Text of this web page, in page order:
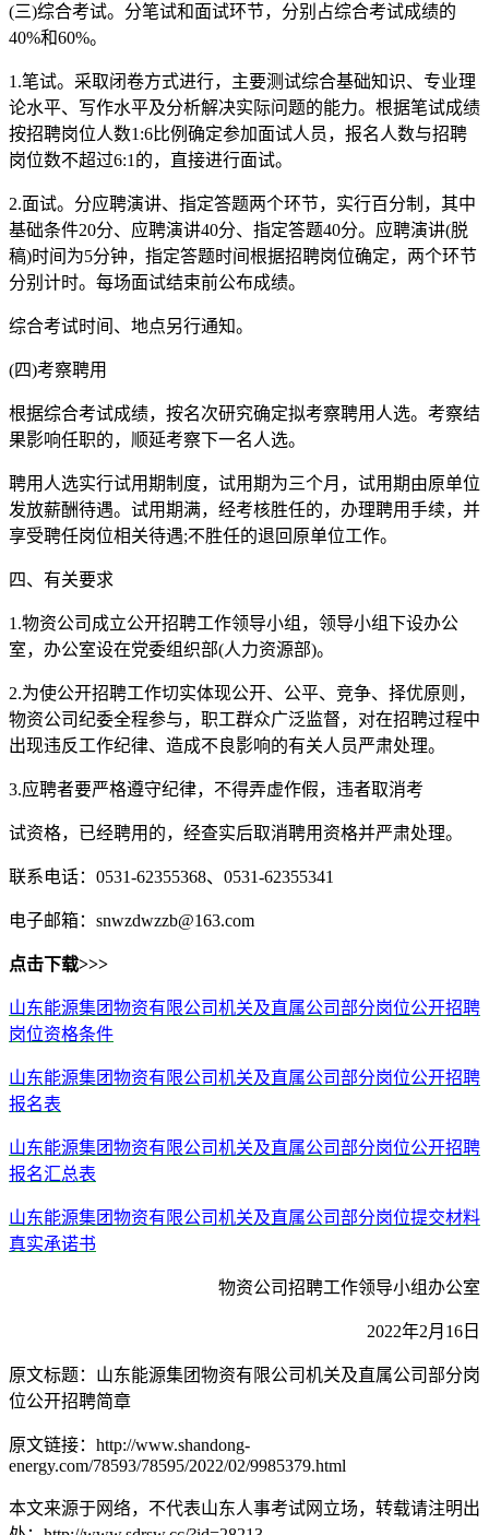
(三)综合考试。分笔试和面试环节，分别占综合考试成绩的
40%和60%。
1.笔试。采取闭卷方式进行，主要测试综合基础知识、专业理
论水平、写作水平及分析解决实际问题的能力。根据笔试成绩
按招聘岗位人数1:6比例确定参加面试人员，报名人数与招聘
岗位数不超过6:1的，直接进行面试。
2.面试。分应聘演讲、指定答题两个环节，实行百分制，其中
基础条件20分、应聘演讲40分、指定答题40分。应聘演讲(脱
稿)时间为5分钟，指定答题时间根据招聘岗位确定，两个环节
分别计时。每场面试结束前公布成绩。
综合考试时间、地点另行通知。
(四)考察聘用
根据综合考试成绩，按名次研究确定拟考察聘用人选。考察结
果影响任职的，顺延考察下一名人选。
聘用人选实行试用期制度，试用期为三个月，试用期由原单位
发放薪酬待遇。试用期满，经考核胜任的，办理聘用手续，并
享受聘任岗位相关待遇;不胜任的退回原单位工作。
四、有关要求
1.物资公司成立公开招聘工作领导小组，领导小组下设办公
室，办公室设在党委组织部(人力资源部)。
2.为使公开招聘工作切实体现公开、公平、竞争、择优原则，
物资公司纪委全程参与，职工群众广泛监督，对在招聘过程中
出现违反工作纪律、造成不良影响的有关人员严肃处理。
3.应聘者要严格遵守纪律，不得弄虚作假，违者取消考
试资格，已经聘用的，经查实后取消聘用资格并严肃处理。
联系电话：0531-62355368、0531-62355341
电子邮箱：snwzdwzzb@163.com
点击下载>>>
山东能源集团物资有限公司机关及直属公司部分岗位公开招聘
岗位资格条件
山东能源集团物资有限公司机关及直属公司部分岗位公开招聘
报名表
山东能源集团物资有限公司机关及直属公司部分岗位公开招聘
报名汇总表
山东能源集团物资有限公司机关及直属公司部分岗位提交材料
真实承诺书
物资公司招聘工作领导小组办公室
2022年2月16日
原文标题：山东能源集团物资有限公司机关及直属公司部分岗
位公开招聘简章
原文链接：http://www.shandong-
energy.com/78593/78595/2022/02/9985379.html
本文来源于网络，不代表山东人事考试网立场，转载请注明出